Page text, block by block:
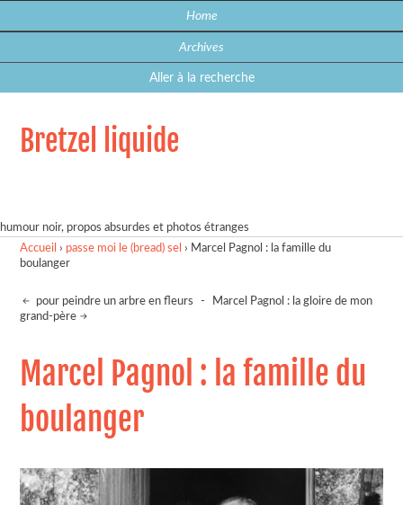
Home
Archives
Aller à la recherche
Bretzel liquide
humour noir, propos absurdes et photos étranges
Accueil › passe moi le (bread) sel › Marcel Pagnol : la famille du
boulanger
pour peindre un arbre en fleurs -
Marcel Pagnol : la gloire de mon
grand-père
Marcel Pagnol : la famille du
boulanger